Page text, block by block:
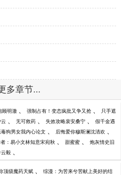
多章节...
顾明澈 、 强制占有！变态疯批又争又抢 、 只手遮
云 、 无可救药 、 失效攻略裴安桑宁 、 假千金遇
狗男女我内心论文 、 后悔爱你穆斯澜沈清欢 、
：易小文林知意宋宛秋 、 甜蜜蜜 、 炮灰情史旧
云毅 、
顶级魔药天赋 、 综漫：为苦来兮苦献上美好的结